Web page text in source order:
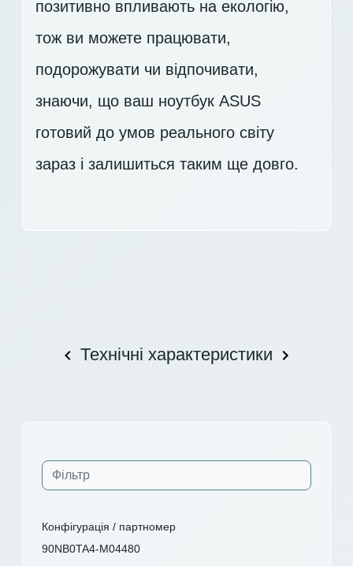
позитивно впливають на екологію,
тож ви можете працювати,
подорожувати чи відпочивати,
знаючи, що ваш ноутбук ASUS
готовий до умов реального світу
зараз і залишиться таким ще довго.
Технічні характеристики
Конфігурація / партномер
90NB0TA4-M04480